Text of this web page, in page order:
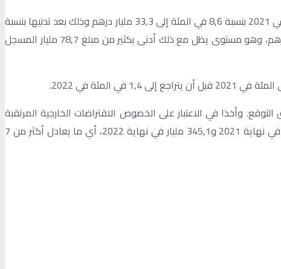
ومن جهة أخرى، أوضح بنك المغرب أن تأثير القيود الصحية على مداخيل الأسفار لا يزال مستمرا، حيث يرتقب أن تتراجع هذه الأخيرة مجددا في 2021 بنسبة 8,6 في المئة إلى 33,3 مليار درهم وذلك بعد تدنيها بنسبة
53,7 في المئة في سنة 2020. وفي سنة 2022، ومع فرضية تخفيف كبير لهذه الإجراءات، يرجح أن ترتفع هذه المداخيل إلى 60,7 مليار درهم، وهو مستوى يظل مع ذلك أدنى بكثير من مبلغ 78,7 مليار المسجل
3 في المئة من الناتج الداخلي الإجمالي في أفق التوقع. وأخذا في الاعتبار على الخصوص الاقتراضات الخارجية المرتقبة
للخزينة ومخصصات وحدات حقوق السحب الخاصة بمبلغ 10,8 مليار درهم، يرتقب أن تصل الأصول الاحتياطية الرسمية إلى 335 مليار درهم في نهاية 2021 و345,1 مليار في نهاية 2022، أي ما يعادل أكثر من 7